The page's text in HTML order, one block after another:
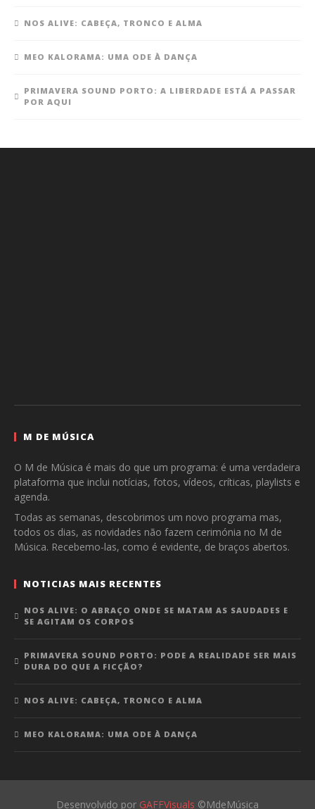
NOS ALIVE: CABEÇA, TRONCO E ALMA
MEO KALORAMA: UMA ODE À DANÇA
PRIMAVERA SOUND PORTO: A LIBERDADE ESTÁ A PASSAR
POR AQUI
M DE MÚSICA
O M de Música é mais do que um programa: é uma verdadeira
plataforma que inclui notícias, fotos, vídeos, críticas, playlists e
agenda.
Todas as semanas, descobrimos um novo programa mas,
todos os dias, as novidades não fazem cerimónia no M de
Música. Recebemo-las, como é evidente, de braços abertos.
NOTICIAS MAIS RECENTES
NOS ALIVE: O ABRAÇO ONDE SE MATAM AS SAUDADES E
SE AGITAM OS CORPOS
PRIMAVERA SOUND PORTO: PODE A REALIDADE SER MAIS
DURA DO QUE A FICÇÃO?
NOS ALIVE: CABEÇA, TRONCO E ALMA
MEO KALORAMA: UMA ODE À DANÇA
Desenvolvido por GAFFVisuals ©MdeMúsica